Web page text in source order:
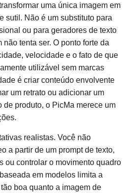
uma única imagem em
sutil. Não é um substituto para
ou para geradores de texto
tenta ser. O ponto forte da
velocidade e o fato de que
utilizável sem marcas
é criar conteúdo envolvente
um retrato ou adicionar um
de produto, o PicMa merece um
realistas. Você não
a partir de um prompt de texto,
ou controlar o movimento quadro
em modelos limita a
boa quanto a imagem de